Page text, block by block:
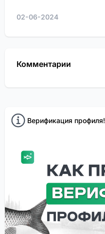
02-06-2024
Комментарии
Верификация профиля!